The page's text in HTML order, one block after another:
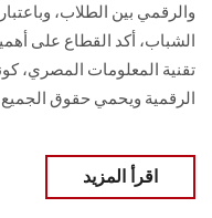
والرقمي بين الطلاب،
الشباب، أكد القطاع على
تقنية المعلومات المصري،
الرقمية ويحمي حقوق الجميع
اقرأ المزيد